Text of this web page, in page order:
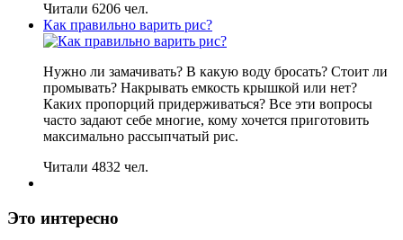
Читали 6206 чел.
Как правильно варить рис?
Нужно ли замачивать? В какую воду бросать? Стоит ли
промывать? Накрывать емкость крышкой или нет?
Каких пропорций придерживаться? Все эти вопросы
часто задают себе многие, кому хочется приготовить
максимально рассыпчатый рис.
Читали 4832 чел.
Это интересно